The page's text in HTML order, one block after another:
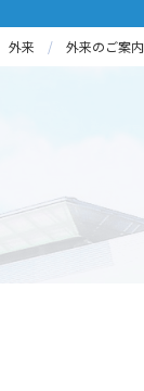
外来 外来のご案内